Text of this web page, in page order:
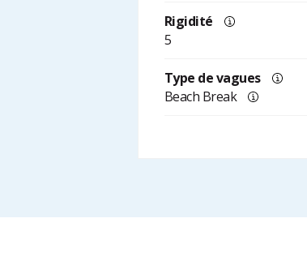
Rigidité
5
Type de vagues
Beach Break